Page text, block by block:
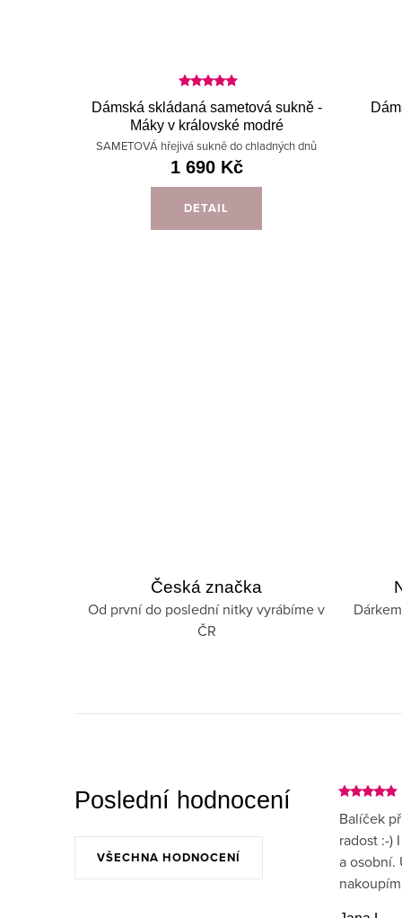
Dámská skládaná sametová sukně -
Máky v královské modré
SAMETOVÁ hřejivá sukně do chladných dnů
1 690 Kč
DETAIL
p
i
Česká značka
Od první do poslední nitky vyrábíme v
ČR
Poslední hodnocení
VŠECHNA HODNOCENÍ
Balíček
radost :-)
a osobní.